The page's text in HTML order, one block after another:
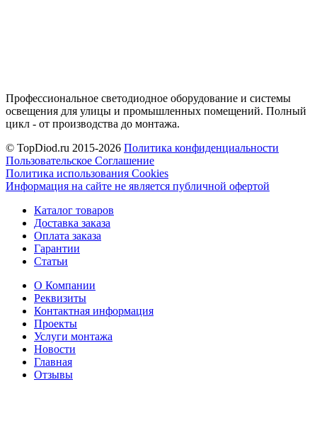
Профессиональное светодиодное оборудование и системы
освещения для улицы и промышленных помещений. Полный
цикл - от производства до монтажа.
© TopDiod.ru 2015-2026 Политика конфиденциальности
Пользовательское Соглашение
Политика использования Cookies
Информация на сайте не является публичной офертой
Каталог товаров
Доставка заказа
Оплата заказа
Гарантии
Статьи
О Компании
Реквизиты
Контактная информация
Проекты
Услуги монтажа
Новости
Главная
Отзывы